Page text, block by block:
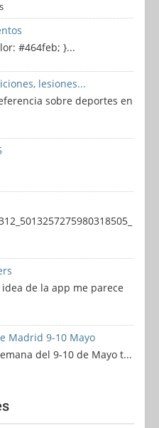
#464feb; }...
lesiones...
sobre deportes en
de la app me parece
Madrid 9-10 Mayo
del 9-10 de Mayo t...